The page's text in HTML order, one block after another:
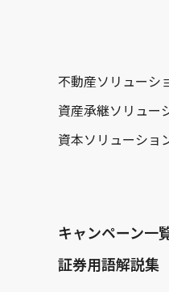
不動産ソリューシ
資産承継ソリュー
資本ソリューショ
キャンペーン一
証券用語解説集